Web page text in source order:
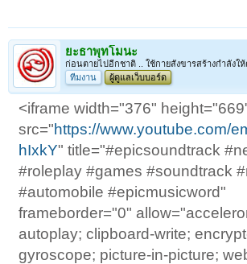
ยะธาพุทโมนะ
ก่อนตายไปอีกชาติ .. ใช้กายสังขารสร้างกำลังใ
ทีมงาน
ผู้ดูแลเว็บบอร์ด
<iframe width="376"
src="https://www.youtube.com/
hIxkY" title="#epicsoundtrack
#roleplay #games #soundtrack
#automobile #epicmusicword"
frameborder="0"
autoplay; clipboard-write;
gyroscope; picture-in-picture;